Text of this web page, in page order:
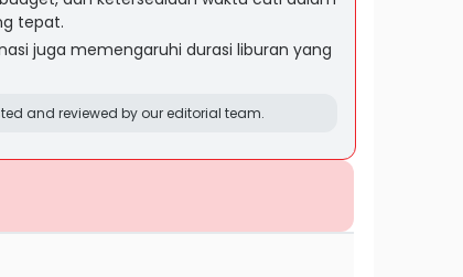
tepat.
juga memengaruhi durasi liburan yang
and reviewed by our editorial team.